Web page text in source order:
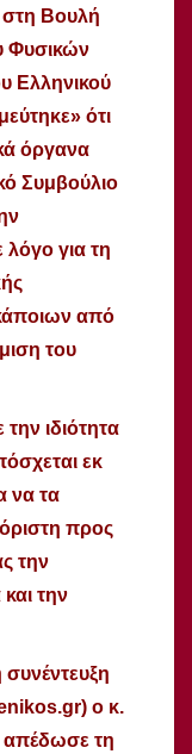
στη Βουλή
Φυσικών
Ελληνικού
ότι
όργανα
Συμβούλιο
για τη
από
του
ιδιότητα
εκ
να τα
προς
την
την
συνέντευξη
ο κ.
απέδωσε τη